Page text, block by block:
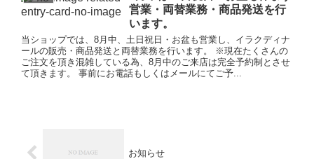
営業・両替業務・商品発送を行
います。
当ショップでは、8月中、土日祝日・お盆も営業し、イラクディナ
ールの販売・商品発送と両替業務を行います。 ※現在たくさんの
ご注文を頂き混雑している為、8月中のご来店は完全予約制とさせ
て頂きます。 事前にお電話もしくはメールにてご予...
お知らせ